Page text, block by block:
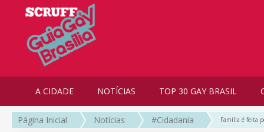
A CIDADE NOTÍCIAS TOP 30 GAY BRASIL
Página Inicial Notícias #Cidadania Família é feita